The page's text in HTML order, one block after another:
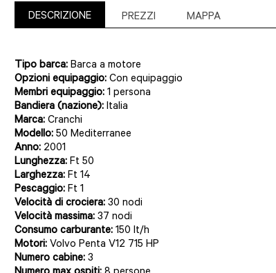
DESCRIZIONE PREZZI MAPPA
Tipo barca: Barca a motore
Opzioni equipaggio: Con equipaggio
Membri equipaggio: 1 persona
Bandiera (nazione): Italia
Marca: Cranchi
Modello: 50 Mediterranee
Anno: 2001
Lunghezza: Ft 50
Larghezza: Ft 14
Pescaggio: Ft 1
Velocità di crociera: 30 nodi
Velocità massima: 37 nodi
Consumo carburante: 150 lt/h
Motori: Volvo Penta V12 715 HP
Numero cabine: 3